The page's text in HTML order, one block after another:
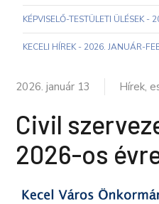
KÉPVISELŐ-TESTÜLETI ÜLÉSEK -
KECELI HÍREK - 2026. JANUÁR-
2026. január 13 Hírek,
Civil
2026-os